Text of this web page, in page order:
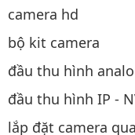
camera hd
bộ kit camera
đầu thu hình
đầu thu hình IP -
lắp đặt camera